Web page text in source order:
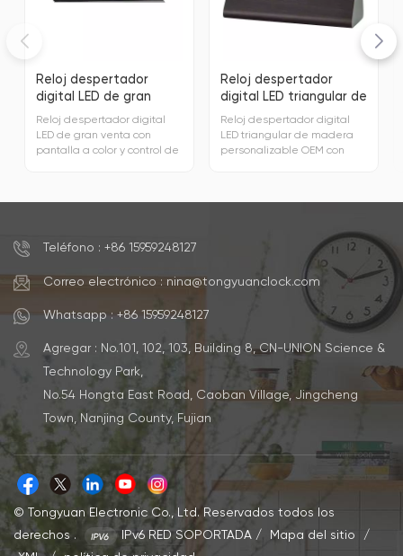
Reloj despertador
digital LED de gran
venta con pantalla a
color y control de
sonido.
Reloj despertador digital
LED de gran venta con
pantalla a color y control de
de alimentaciónCarga
mínima de pedido500
colorAceptar
- 50.000 cada mes
Reloj despertador
digital LED triangular de
madera personalizable
OEM con logotipo
personalizado
Reloj despertador digital
LED triangular de madera
personalizable OEM con
silenciosoFuente de
alimentaciónFunciona con
pilasTamaño15*8*7
cmMaterialMaderaCantidad
mínima de pedido500
colorAceptar
personalizaciónCapacidad35.000
- 50.000 cada mes
Teléfono : +86 15959248127
Correo electrónico : nina@tongyuanclock.com
Whatsapp : +86 15959248127
Agregar : No.101, 102, 103, Building 8, CN-UNION Science &
Technology Park,
No.54 Hongta East Road, Caoban Village, Jingcheng
Town, Nanjing County, Fujian
© Tongyuan Electronic Co., Ltd. Reservados todos los
derechos .
IPv6 RED SOPORTADA/ Mapa del sitio
/